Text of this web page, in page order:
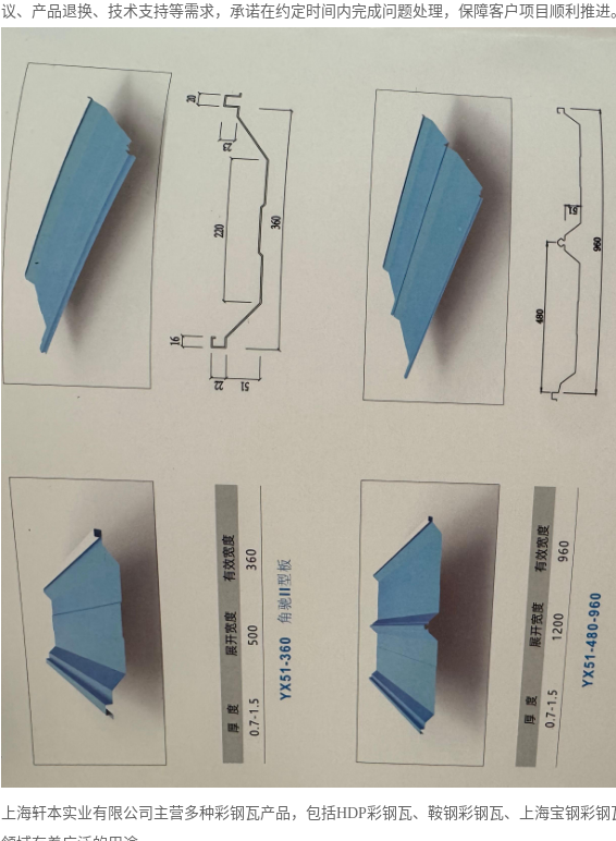
议、产品退换、技术支持等需求，承诺在约定时间内完成问题处理，保障客户项目顺利推进
上海轩本实业有限公司主营多种彩钢瓦产品，包括HDP彩钢瓦、鞍钢彩钢瓦、上海宝钢彩